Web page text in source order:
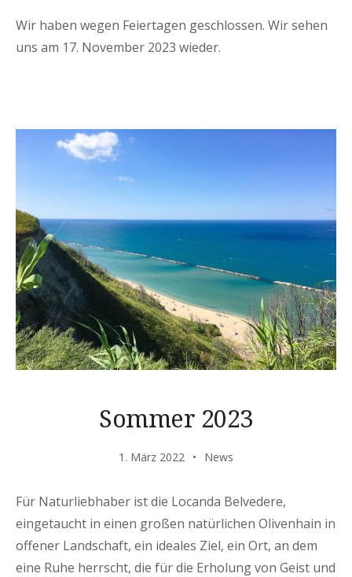
Wir haben wegen Feiertagen geschlossen. Wir sehen
uns am 17. November 2023 wieder.
Sommer 2023
1. März 2022 News
Für Naturliebhaber ist die Locanda Belvedere,
eingetaucht in einen großen natürlichen Olivenhain in
offener Landschaft, ein ideales Ziel, ein Ort, an dem
eine Ruhe herrscht, die für die Erholung von Geist und